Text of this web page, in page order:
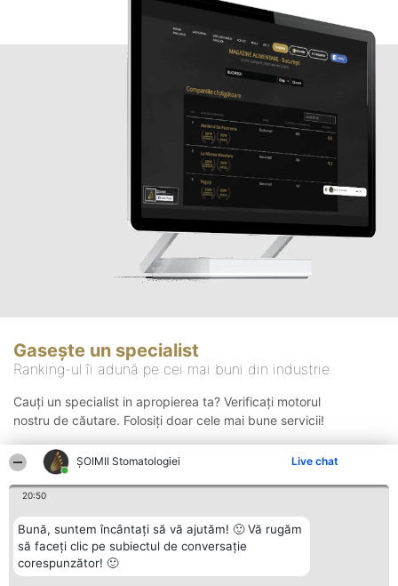
ȘOIMII Stomatologiei Live chat
20:50
Bună, suntem încântați să vă ajutăm! 🙂 Vă rugăm
să faceți clic pe subiectul de conversație
corespunzător! 🙂
Gasește un specialist
Ranking-ul îi adună pe cei mai buni din industrie
Cauți un specialist in apropierea ta? Verificați motorul
nostru de căutare. Folosiți doar cele mai bune servicii!